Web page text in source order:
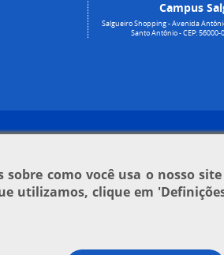
Campus
Salgueiro Shopping - Avenida
Santo Antônio - CEP: 56000-
como você usa o nosso
utilizamos, clique em